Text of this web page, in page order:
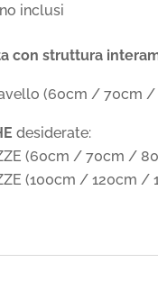
inclusi
con struttura
(60cm / 70cm
desiderate:
(60cm / 70cm /
(100cm / 120cm /